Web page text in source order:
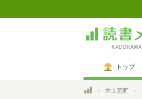
トップ
トップ井上荒野